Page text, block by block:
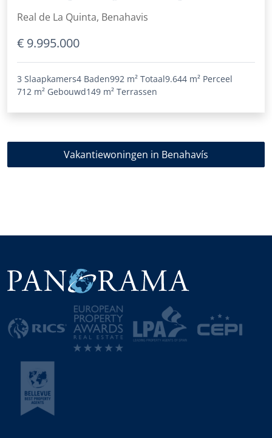
de La Quinta
Real de La Quinta, Benahavis
€ 9.995.000
3 Slaapkamers4 Baden992 m² Totaal9.644 m² Perceel
712 m² Gebouwd149 m² Terrassen
Vakantiewoningen in Benahavís